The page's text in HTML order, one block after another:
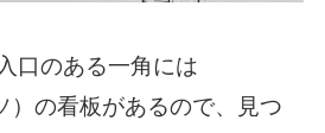
口のある一角には
）の看板があるので、見つ